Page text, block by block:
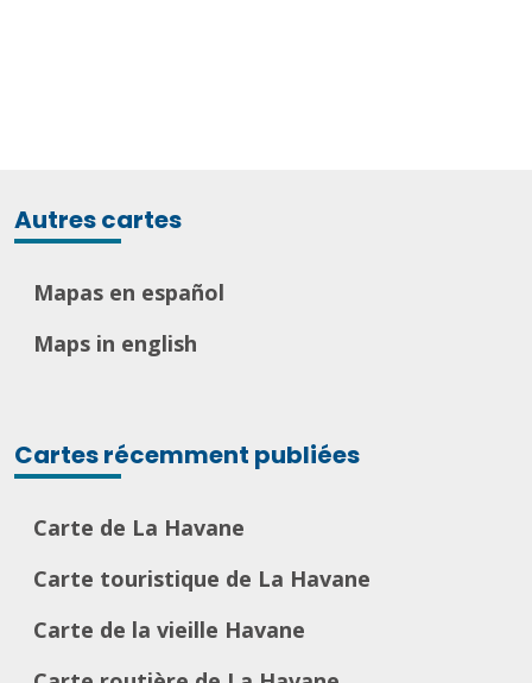
Autres cartes
Mapas en español
Maps in english
Cartes récemment publiées
Carte de La Havane
Carte touristique de La Havane
Carte de la vieille Havane